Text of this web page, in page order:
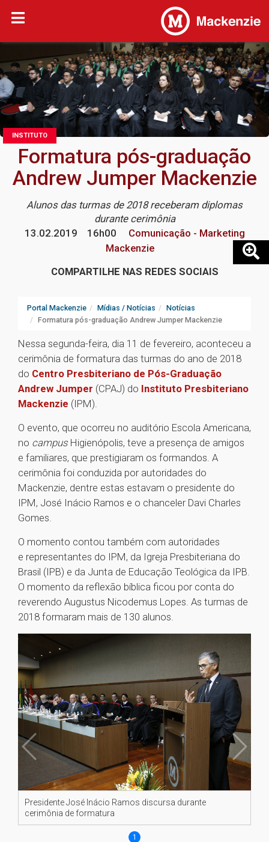
INSTITUTO
Formatura pós-graduação
Andrew Jumper Mackenzie
Alunos das turmas de 2018 receberam diplomas
durante cerimônia
13.02.2019
16h00
Comunicação - Marketing
Mackenzie
COMPARTILHE NAS REDES SOCIAIS
Portal Mackenzie Mídias / Notícias
Notícias
Formatura pós-graduação Andrew Jumper Mackenzie
Nessa segunda-feira, dia 11 de fevereiro, aconteceu a
cerimônia de formatura das turmas do ano de 2018
do Centro Presbiteriano de Pós-Graduação
Andrew Jumper (CPAJ) do Instituto Presbiteriano
Mackenzie (IPM).
O evento, que ocorreu no auditório Escola Americana,
no campus Higienópolis, teve a presença de amigos
e familiares, que prestigiaram os formandos. A
cerimônia foi conduzida por autoridades do
Mackenzie, dentre estas estavam o presidente do
IPM, José Inácio Ramos e o chanceler Davi Charles
Gomes.
O momento contou também com autoridades
e representantes do IPM, da Igreja Presbiteriana do
Brasil (IPB) e da Junta de Educação Teológica da IPB.
O momento da reflexão bíblica ficou por conta do
reverendo Augustus Nicodemus Lopes. As turmas de
2018 formaram mais de 130 alunos.
Presidente José Inácio Ramos discursa durante
cerimônia de formatura
1